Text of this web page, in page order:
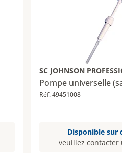
SC JOHNSON
Pompe universelle
Réf. 49451008
Disponible sur
veuillez contacter